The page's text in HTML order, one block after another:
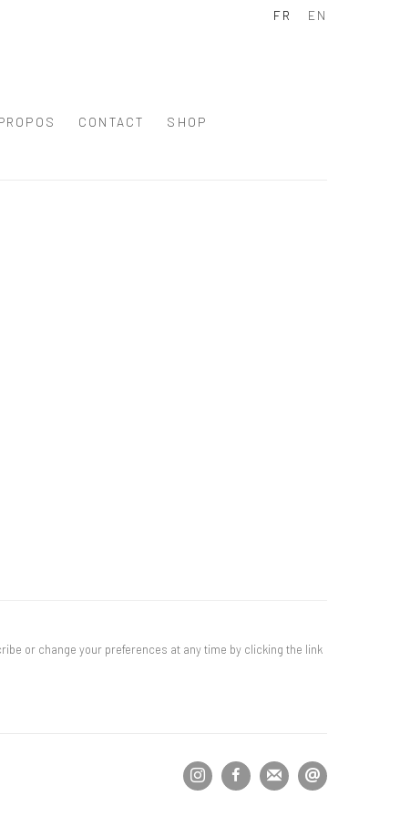
CONTACT SHOP
FR EN
or change your preferences at any time by clicking the link